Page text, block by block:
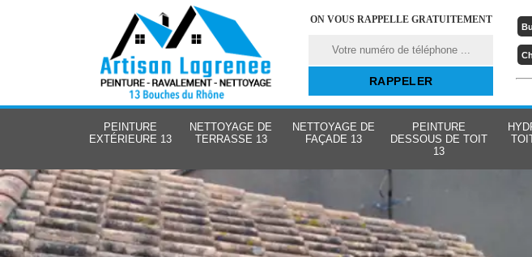
ON VOUS RAPPELLE GRATUITEMENT
PEINTURE
EXTÉRIEURE 13
NETTOYAGE DE
TERRASSE 13
NETTOYAGE DE
FAÇADE 13
PEINTURE
DESSOUS DE TOIT
13